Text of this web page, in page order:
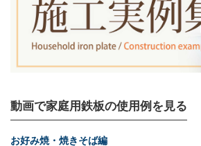
動画で家庭用鉄板の使用例を見る
お好み焼・焼きそば編